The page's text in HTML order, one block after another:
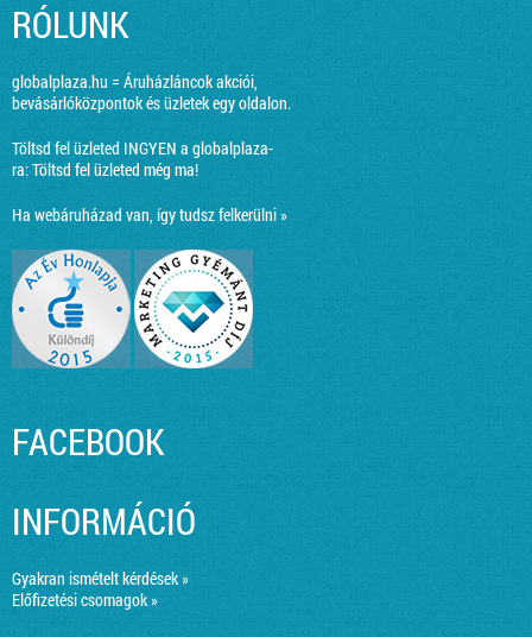
RÓLUNK
globalplaza.hu = Áruházláncok akciói,
bevásárlóközpontok és üzletek egy oldalon.
Töltsd fel üzleted INGYEN a globalplaza-
ra:Töltsd fel üzleted még ma!
Ha webáruházad van, így tudsz felkerülni »
FACEBOOK
INFORMÁCIÓ
Gyakran ismételt kérdések »
Előfizetési csomagok »